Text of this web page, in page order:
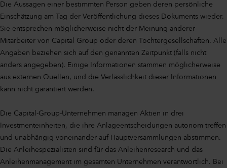
Die Aussagen einer bestimmten Person geben deren persönliche
Einschätzung am Tag der Veröffentlichung dieses Dokuments wieder.
Sie entsprechen möglicherweise nicht der Meinung anderer
Mitarbeiter von Capital Group oder deren Tochtergesellschaften. Alle
Angaben beziehen sich auf den genannten Zeitpunkt (falls nicht
anders angegeben). Einige Informationen stammen möglicherweise
aus externen Quellen, und die Verlässlichkeit dieser Informationen
kann nicht garantiert werden.
Die Capital-Group-Unternehmen managen Aktien in drei
Investmenteinheiten, die ihre Anlageentscheidungen autonom treffen
und unabhängig voneinander auf Hauptversammlungen abstimmen.
Die Anleihespezialisten sind für das Anleihenresearch und das
Anleihenmanagement im gesamten Unternehmen verantwortlich. Bei